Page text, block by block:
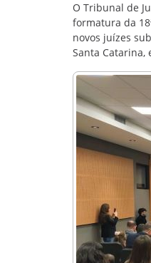
O Tribunal de
formatura da
novos juízes
Santa Catarina,